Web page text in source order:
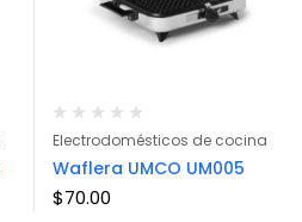
Electrodomésticos de cocina
Waflera UMCO UM005
$70.00